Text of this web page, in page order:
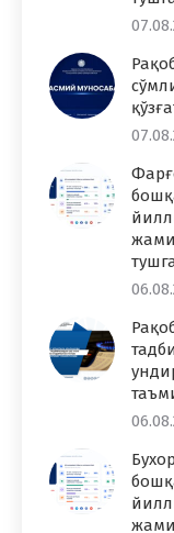
жами
жами